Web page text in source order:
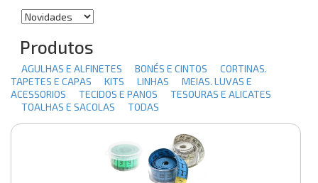
Produtos
AGULHAS E ALFINETES BONÉS E CINTOS
CORTINAS.
TAPETES E CAPAS
KITS LINHAS
MEIAS. LUVAS E
ACESSORIOS
TECIDOS E PANOS
TESOURAS E ALICATES
TOALHAS E SACOLAS
TODAS